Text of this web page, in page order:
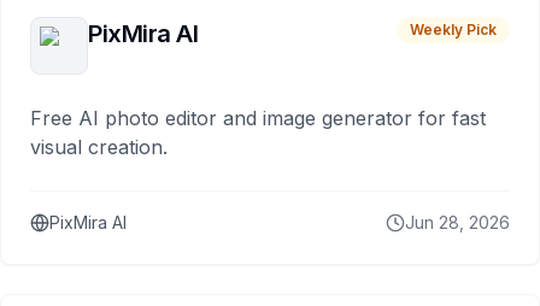
PixMira AI Weekly Pick
Free AI photo editor and image generator for fast
visual creation.
PixMira AI Jun 28, 2026